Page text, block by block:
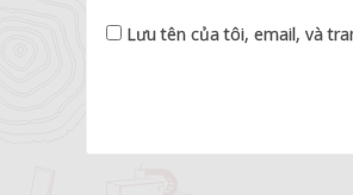
Lưu tên của tôi, email, và